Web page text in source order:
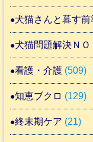
犬猫さんと暮す
犬猫問題解決ＮＯ
看護・介護 (509)
知恵ブクロ (129)
終末期ケア (21)